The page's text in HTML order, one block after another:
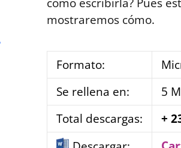
mostraremos cómo.
Formato:
Se rellena en:
5
Total descargas:
+